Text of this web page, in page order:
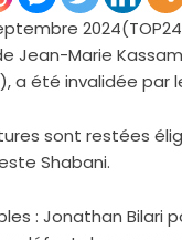
Jean-Marie
a été invalidée
sont restées
Shabani.
: Jonathan Bilari